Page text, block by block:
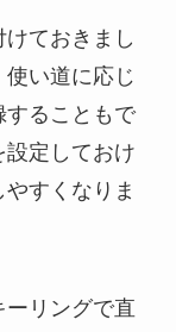
ておきまし
い道に応じ
することもで
設定しておけ
すくなりま
リングで直